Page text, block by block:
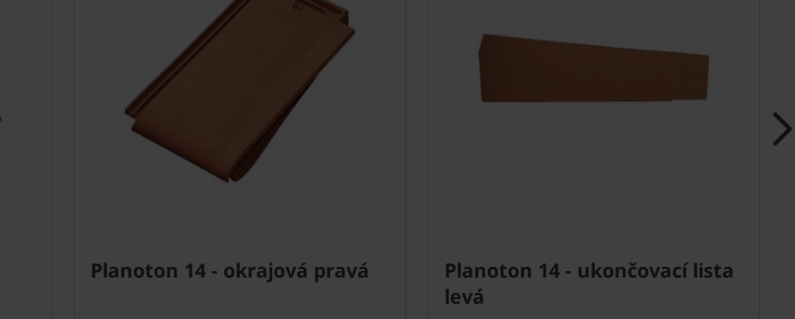
Planoton 14 - okrajová pravá
Planoton 14 - ukončovací lista
levá